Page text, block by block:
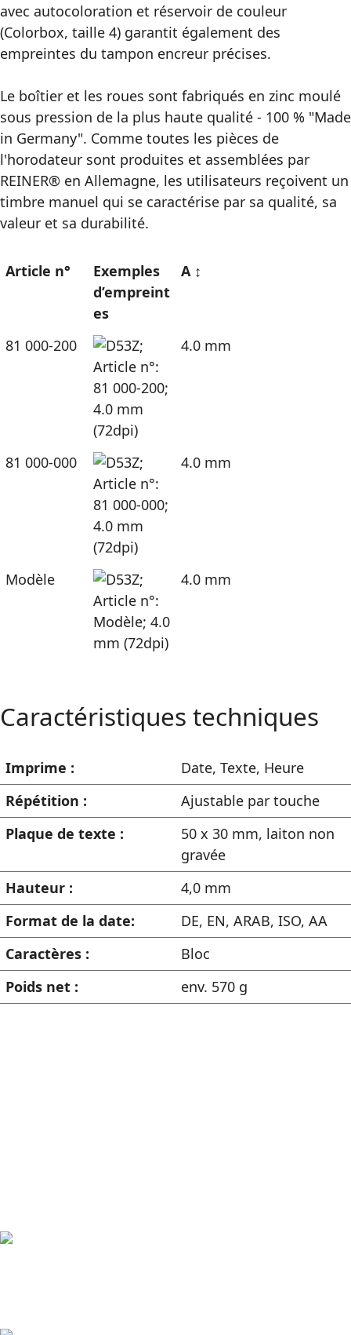
avec autocoloration et réservoir de couleur
(Colorbox, taille 4) garantit également des
empreintes du tampon encreur précises.
Le boîtier et les roues sont fabriqués en zinc moulé
sous pression de la plus haute qualité - 100 % "Made
in Germany". Comme toutes les pièces de
l'horodateur sont produites et assemblées par
REINER® en Allemagne, les utilisateurs reçoivent un
timbre manuel qui se caractérise par sa qualité, sa
valeur et sa durabilité.
Article n°
Exemples
d’empreint
es
A ↕
81 000-200 4.0 mm
81 000-000 4.0 mm
Modèle 4.0 mm
Caractéristiques techniques
Imprime : Date, Texte, Heure
Répétition :
Ajustable par touche
Plaque de texte :
50 x 30 mm, laiton non
gravée
Hauteur :
4,0 mm
Format de la date:
DE, EN, ARAB, ISO, AA
Caractères :
Bloc
Poids net :
env. 570 g